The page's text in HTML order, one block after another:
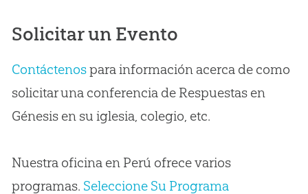
Solicitar un Evento
Contáctenospara información acerca de como
solicitar una conferencia de Respuestas en
Génesis en su iglesia, colegio, etc.
Nuestra oficina en Perú ofrece varios
programas. Seleccione Su Programa